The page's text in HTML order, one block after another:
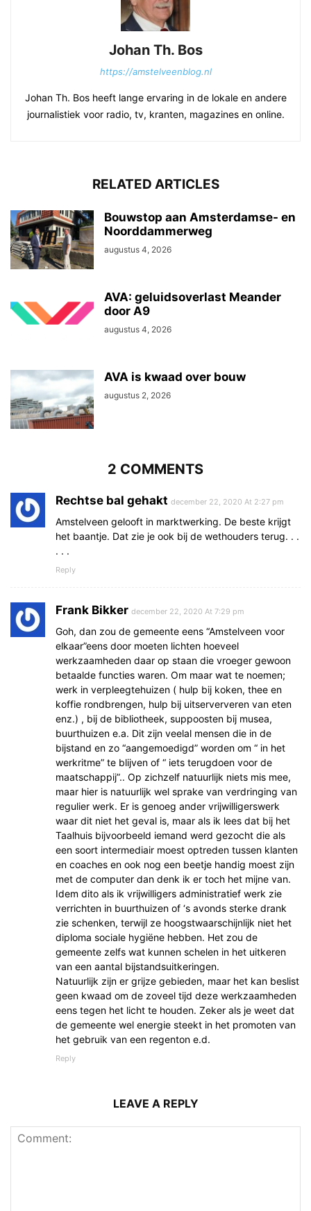
Johan Th. Bos
https://amstelveenblog.nl
Johan Th. Bos heeft lange ervaring in de lokale en andere
journalistiek voor radio, tv, kranten, magazines en online.
RELATED ARTICLES
Bouwstop aan Amsterdamse- en
Noorddammerweg
augustus 4, 2026
AVA: geluidsoverlast Meander
door A9
augustus 4, 2026
AVA is kwaad over bouw
augustus 2, 2026
2 COMMENTS
Rechtse bal gehakt december 22, 2020 At 2:27 pm
Amstelveen gelooft in marktwerking. De beste krijgt
het baantje. Dat zie je ook bij de wethouders terug. . .
. . .
Reply
Frank Bikker december 22, 2020 At 7:29 pm
Goh, dan zou de gemeente eens “Amstelveen voor
elkaar”eens door moeten lichten hoeveel
werkzaamheden daar op staan die vroeger gewoon
betaalde functies waren. Om maar wat te noemen;
werk in verpleegtehuizen ( hulp bij koken, thee en
koffie rondbrengen, hulp bij uitserververen van eten
enz.) , bij de bibliotheek, suppoosten bij musea,
buurthuizen e.a. Dit zijn veelal mensen die in de
bijstand en zo “aangemoedigd” worden om “ in het
werkritme” te blijven of “ iets terugdoen voor de
maatschappij”.. Op zichzelf natuurlijk niets mis mee,
maar hier is natuurlijk wel sprake van verdringing van
regulier werk. Er is genoeg ander vrijwilligerswerk
waar dit niet het geval is, maar als ik lees dat bij het
Taalhuis bijvoorbeeld iemand werd gezocht die als
een soort intermediair moest optreden tussen klanten
en coaches en ook nog een beetje handig moest zijn
met de computer dan denk ik er toch het mijne van.
Idem dito als ik vrijwilligers administratief werk zie
verrichten in buurthuizen of ‘s avonds sterke drank
zie schenken, terwijl ze hoogstwaarschijnlijk niet het
diploma sociale hygiëne hebben. Het zou de
gemeente zelfs wat kunnen schelen in het uitkeren
van een aantal bijstandsuitkeringen.
Natuurlijk zijn er grijze gebieden, maar het kan beslist
geen kwaad om de zoveel tijd deze werkzaamheden
eens tegen het licht te houden. Zeker als je weet dat
de gemeente wel energie steekt in het promoten van
het gebruik van een regenton e.d.
Reply
LEAVE A REPLY